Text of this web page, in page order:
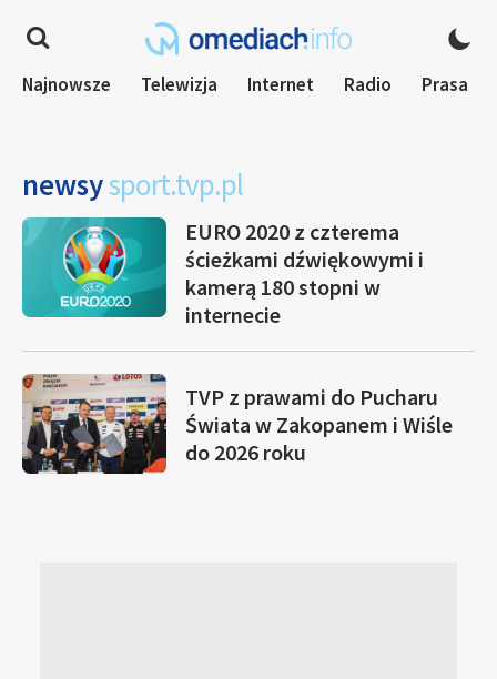
Najnowsze Telewizja Internet Radio Prasa
newsysport.tvp.pl
EURO 2020 z czterema
ścieżkami dźwiękowymi i
kamerą 180 stopni w
internecie
TVP z prawami do Pucharu
Świata w Zakopanem i Wiśle
do 2026 roku